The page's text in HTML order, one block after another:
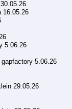
5.06.26
5.06.26
29.05.26